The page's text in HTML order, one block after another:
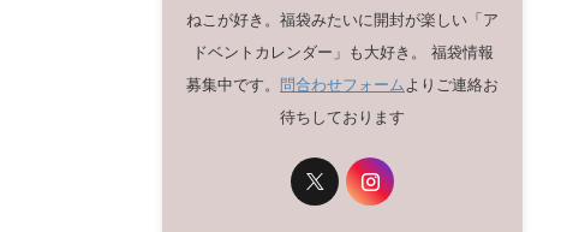
ねこが好き。福袋みたいに開封が楽しい「ア
ドベントカレンダー」も大好き。 福袋情報
募集中です。 問合わせフォームよりご連絡お
待ちしております